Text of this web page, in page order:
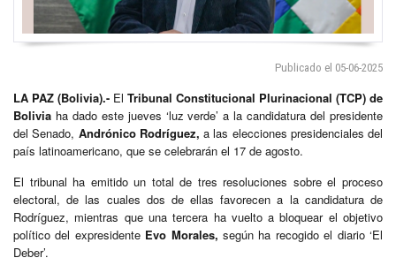
Publicado el 05-06-2025
LA PAZ (Bolivia).- El Tribunal Constitucional Plurinacional (TCP) de
Bolivia ha dado este jueves ‘luz verde’ a la candidatura del presidente
del Senado, Andrónico Rodríguez, a las elecciones presidenciales del
país latinoamericano, que se celebrarán el 17 de agosto.
El tribunal ha emitido un total de tres resoluciones sobre el proceso
electoral, de las cuales dos de ellas favorecen a la candidatura de
Rodríguez, mientras que una tercera ha vuelto a bloquear el objetivo
político del expresidente Evo Morales, según ha recogido el diario ‘El
Deber’.